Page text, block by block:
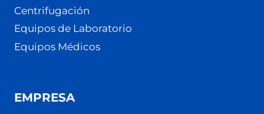
Centrifugación
Equipos de Laboratorio
Equipos Médicos
EMPRESA